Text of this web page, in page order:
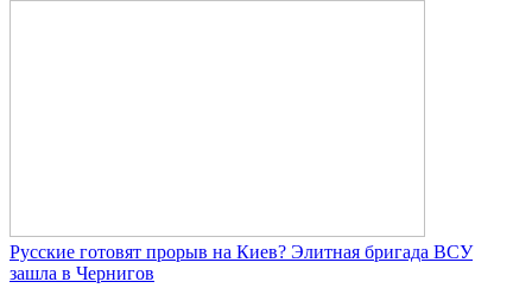
Русские готовят прорыв на Киев? Элитная бригада ВСУ
зашла в Чернигов